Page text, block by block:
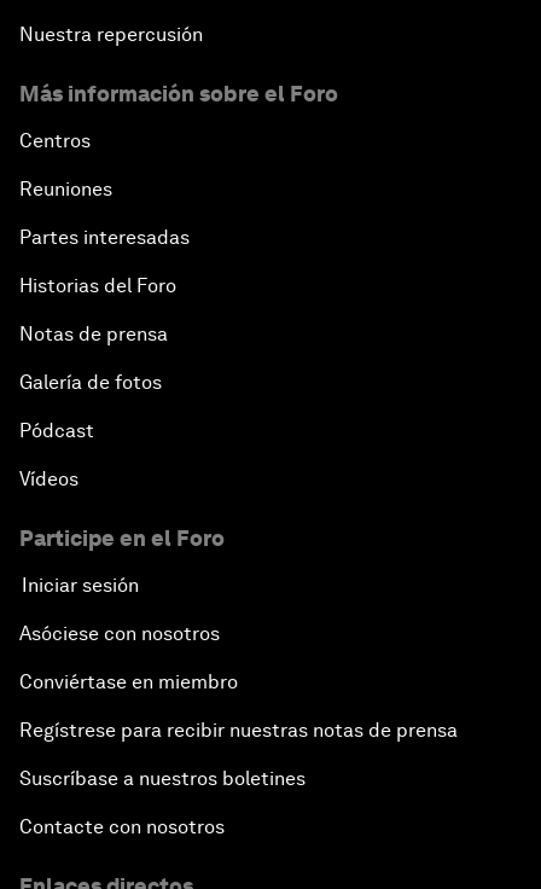
Nuestra repercusión
Más información sobre el Foro
Centros
Reuniones
Partes interesadas
Historias del Foro
Notas de prensa
Galería de fotos
Pódcast
Vídeos
Participe en el Foro
Iniciar sesión
Asóciese con nosotros
Conviértase en miembro
Regístrese para recibir nuestras notas de prensa
Suscríbase a nuestros boletines
Contacte con nosotros